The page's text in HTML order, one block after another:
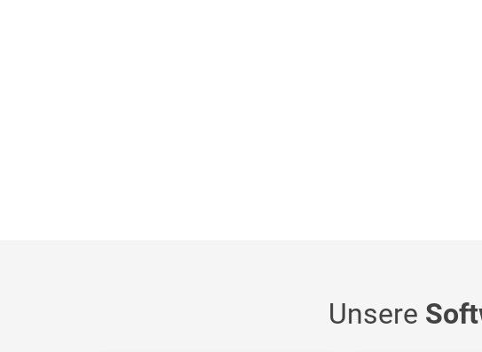
Unsere